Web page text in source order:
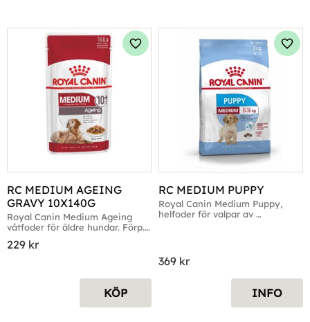
RC MEDIUM AGEING
GRAVY 10X140G
Royal Canin Medium Ageing
våtfoder för äldre hundar. Förp.
229 kr
Lägg till i favoriter
KÖP
RC MEDIUM PUPPY
Royal Canin Medium Puppy,
helfoder för valpar av
369 kr
INFO